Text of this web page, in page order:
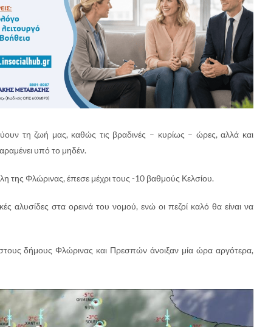
τη ζωή μας, καθώς τις βραδινές – κυρίως – ώρες, αλλά και
υπό το μηδέν.
της Φλώρινας, έπεσε μέχρι τους -10 βαθμούς Κελσίου.
αλυσίδες στα ορεινά του νομού, ενώ οι πεζοί καλό θα είναι να
δήμους Φλώρινας και Πρεσπών άνοιξαν μία ώρα αργότερα,